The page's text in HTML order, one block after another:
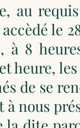
au
le
à 8
heure,
de se
nous